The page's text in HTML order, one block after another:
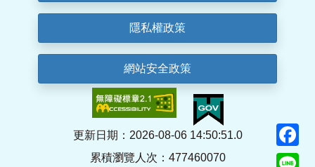
隱私權政策
網站安全政策
更新日期：2026-08-06 14:50:51.0
累積瀏覽人次：477460070